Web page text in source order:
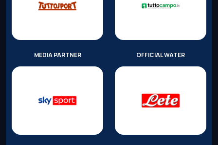
MEDIA PARTNER OFFICIAL WATER